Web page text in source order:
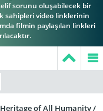
sorunu oluşabilecek bir
sahipleri video linklerinin
filmin paylaşılan linkleri
Heritage of All Humanity /